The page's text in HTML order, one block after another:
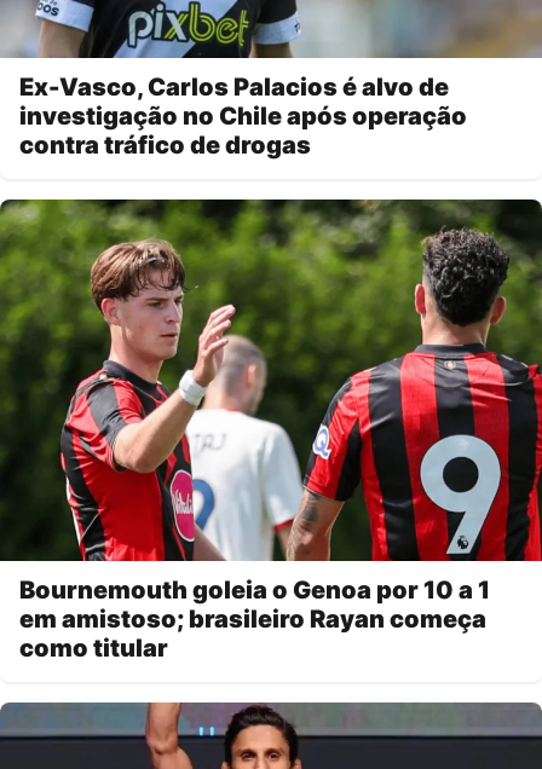
Ex-Vasco, Carlos Palacios é alvo de
investigação no Chile após operação
contra tráfico de drogas
Bournemouth goleia o Genoa por 10 a 1
em amistoso; brasileiro Rayan começa
como titular